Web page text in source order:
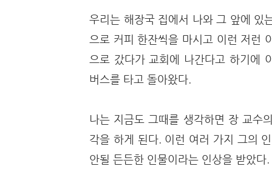
우리는 해장국 집에서 나와 그 앞에 있
으로 커피 한잔씩을 마시고 이런 저런
으로 갔다가 교회에 나간다고 하기에
버스를 타고 돌아왔다.
나는 지금도 그때를 생각하면 장 교수
각을 하게 된다. 이런 여러 가지 그의
안될 든든한 인물이라는 인상을 받았다.